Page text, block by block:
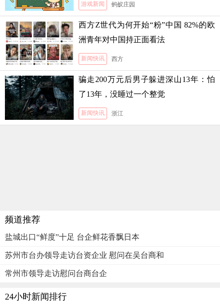
游戏新闻 蚂蚁庄园
西方Z世代为何开始“粉”中国 82%的欧
洲青年对中国持正面看法
新闻快讯 西方
骗走200万元后男子躲进深山13年：怕
了13年，没睡过一个整觉
新闻快讯 浙江
频道推荐
盐城出口“鲜度”十足 台企鲜花香飘日本
苏州市台办领导走访台资企业 慰问在吴台商和
常州市领导走访慰问台商台企
24小时新闻排行